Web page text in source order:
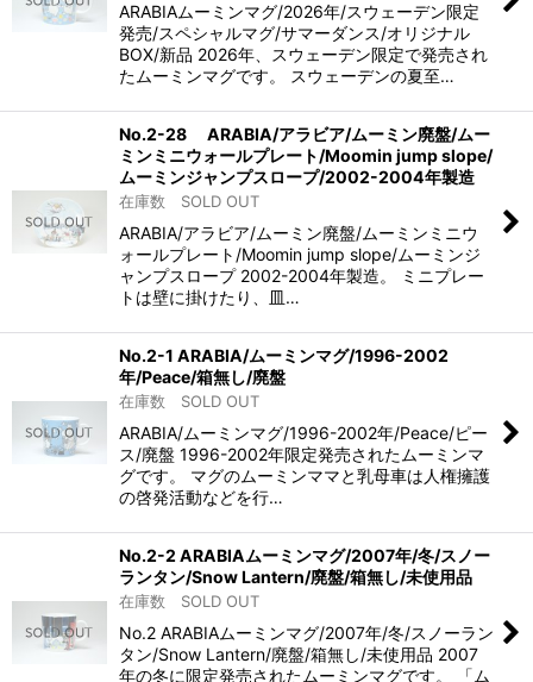
ARABIAムーミンマグ/2026年/スウェーデン限定
発売/スペシャルマグ/サマーダンス/オリジナル
BOX/新品 2026年、スウェーデン限定で発売され
たムーミンマグです。 スウェーデンの夏至…
No.2-28 ARABIA/アラビア/ムーミン廃盤/ムー
ミンミニウォールプレート/Moomin jump slope/
ムーミンジャンプスロープ/2002-2004年製造
在庫数 SOLD OUT
ARABIA/アラビア/ムーミン廃盤/ムーミンミニウ
ォールプレート/Moomin jump slope/ムーミンジ
ャンプスロープ 2002-2004年製造。 ミニプレー
トは壁に掛けたり、皿…
No.2-1 ARABIA/ムーミンマグ/1996-2002
年/Peace/箱無し/廃盤
在庫数 SOLD OUT
ARABIA/ムーミンマグ/1996-2002年/Peace/ピー
ス/廃盤 1996-2002年限定発売されたムーミンマ
グです。 マグのムーミンママと乳母車は人権擁護
の啓発活動などを行…
No.2-2 ARABIAムーミンマグ/2007年/冬/スノー
ランタン/Snow Lantern/廃盤/箱無し/未使用品
在庫数 SOLD OUT
No.2 ARABIAムーミンマグ/2007年/冬/スノーラン
タン/Snow Lantern/廃盤/箱無し/未使用品 2007
年の冬に限定発売されたムーミンマグです。 「ム